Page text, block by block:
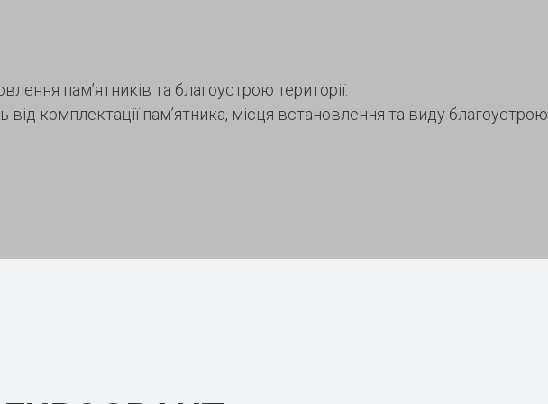
пам’ятників та благоустрою території.
від комплектації пам’ятника, місця встановлення та виду